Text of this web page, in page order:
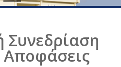
Συνεδρίαση
Αποφάσεις